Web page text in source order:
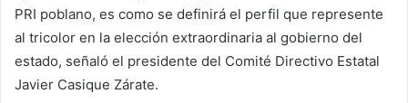
PRI poblano, es como se definirá el perfil que represente
al tricolor en la elección extraordinaria al gobierno del
estado, señaló el presidente del Comité Directivo Estatal
Javier Casique Zárate.